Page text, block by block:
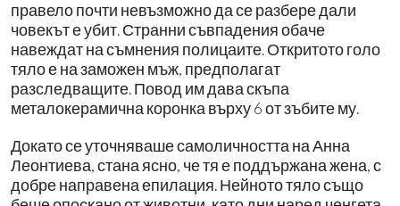
правело почти невъзможно да се разбере дали
човекът е убит. Странни съвпадения обаче
навеждат на съмнения полицаите. Откритото голо
тяло е на заможен мъж, предполагат
разследващите. Повод им дава скъпа
металокерамична коронка върху 6 от зъбите му.
Докато се уточняваше самоличността на Анна
Леонтиева, стана ясно, че тя е поддържана жена, с
добре направена епилация. Нейното тяло също